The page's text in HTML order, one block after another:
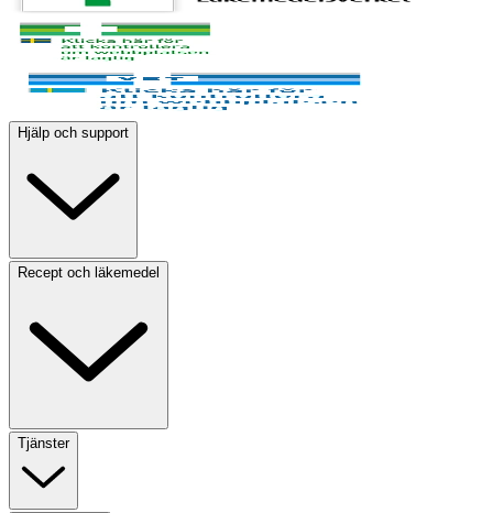
Hjälp och support
Recept och läkemedel
Tjänster